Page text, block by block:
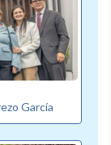
García